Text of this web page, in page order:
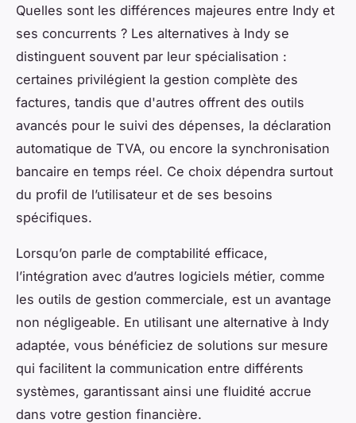
Quelles sont les différences majeures entre Indy et
ses concurrents ? Les alternatives à Indy se
distinguent souvent par leur spécialisation :
certaines privilégient la gestion complète des
factures, tandis que d'autres offrent des outils
avancés pour le suivi des dépenses, la déclaration
automatique de TVA, ou encore la synchronisation
bancaire en temps réel. Ce choix dépendra surtout
du profil de l’utilisateur et de ses besoins
spécifiques.
Lorsqu’on parle de comptabilité efficace,
l’intégration avec d’autres logiciels métier, comme
les outils de gestion commerciale, est un avantage
non négligeable. En utilisant une alternative à Indy
adaptée, vous bénéficiez de solutions sur mesure
qui facilitent la communication entre différents
systèmes, garantissant ainsi une fluidité accrue
dans votre gestion financière.